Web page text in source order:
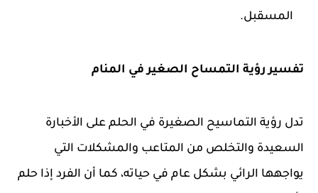
المسقبل.
تفسير رؤية التمساح الصغير في المنام
تدل رؤية التماسيح الصغيرة في الحلم على الأخبارة
السعيدة والتخلص من المتاعب والمشكلات التي
يواجهها الرائي بشكل عام في حياته، كما أن الفرد إذا حلم